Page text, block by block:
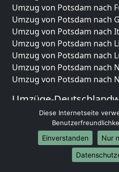
Umzug von Potsdam nach
Umzug von Potsdam nach
Umzug von Potsdam nach
Umzug von Potsdam nach
Umzug von Potsdam nach
Umzug von Potsdam nach
Umzug von Potsdam nach
Umzüge-
Umzug von Potsdam nach
Umzug von Potsdam nach
Umzug von Potsdam nach
Umzug von Potsdam nach
Umzug von Potsdam nach
Diese Internetseite
Einverstanden
Nur